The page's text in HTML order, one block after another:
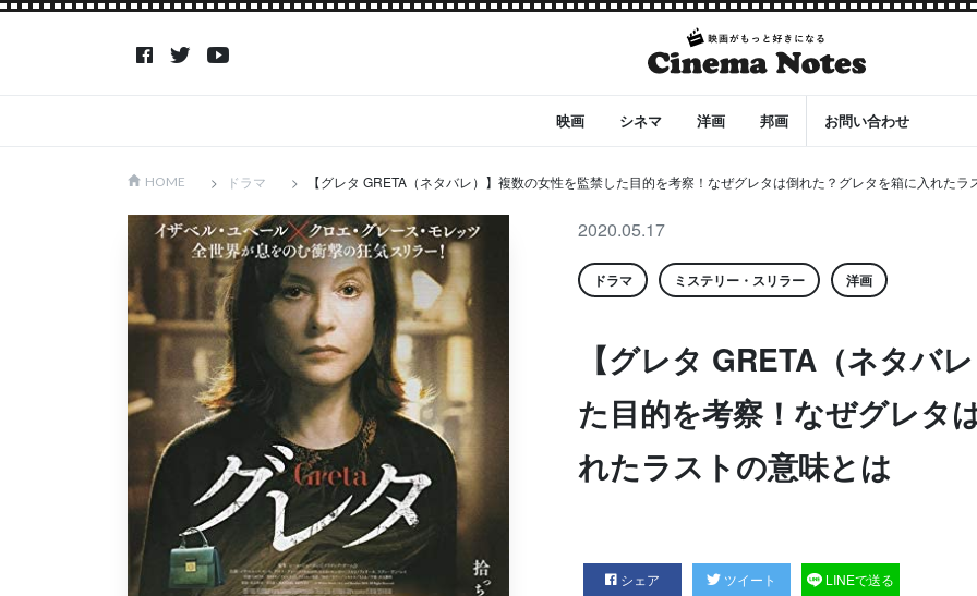
映画 シネマ 洋画 邦画 お問い合わせ
HOME ドラマ 【グレタ GRETA（ネタバレ）】複数の女性を監禁した目的を考察！なぜグレタは倒れた？グレタを箱に入れた
2020.05.17
ドラマ ミステリー・スリラー 洋画
【グレタ GRETA（ネタバ
た目的を考察！なぜグレタ
れたラストの意味とは
シェア ツイート LINEで送る